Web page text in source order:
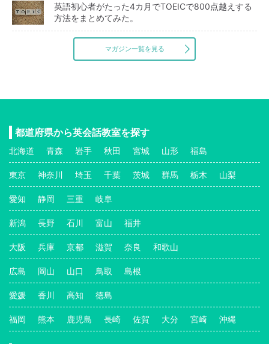
英語初心者がたった4カ月でTOEICで800点越えする
方法をまとめてみた。
マガジン一覧を見る
都道府県から英会話教室を探す
北海道 青森 岩手 秋田 宮城 山形 福島
東京 神奈川 埼玉 千葉 茨城 群馬 栃木 山梨
愛知 静岡 三重 岐阜
新潟 長野 石川 富山 福井
大阪 兵庫 京都 滋賀 奈良 和歌山
広島 岡山 山口 鳥取 島根
愛媛 香川 高知 徳島
福岡 熊本 鹿児島 長崎 佐賀 大分 宮崎 沖縄